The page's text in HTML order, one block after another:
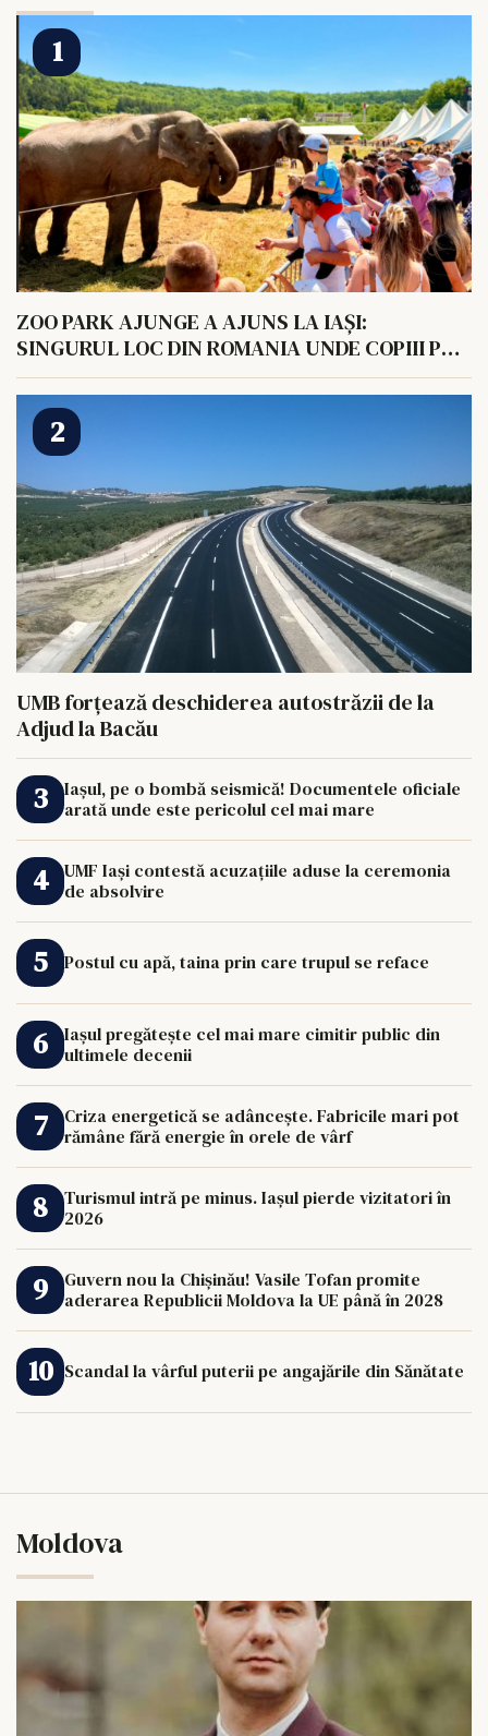
ZOO PARK AJUNGE A AJUNS LA IAȘI:
SINGURUL LOC DIN ROMANIA UNDE COPIII POT
HRANI UN ELEFANT
UMB forțează deschiderea autostrăzii de la
Adjud la Bacău
Iașul, pe o bombă seismică! Documentele oficiale
arată unde este pericolul cel mai mare
UMF Iași contestă acuzațiile aduse la ceremonia
de absolvire
Postul cu apă, taina prin care trupul se reface
Iașul pregătește cel mai mare cimitir public din
ultimele decenii
Criza energetică se adâncește. Fabricile mari pot
rămâne fără energie în orele de vârf
Turismul intră pe minus. Iașul pierde vizitatori în
2026
Guvern nou la Chișinău! Vasile Tofan promite
aderarea Republicii Moldova la UE până în 2028
Scandal la vârful puterii pe angajările din Sănătate
Moldova